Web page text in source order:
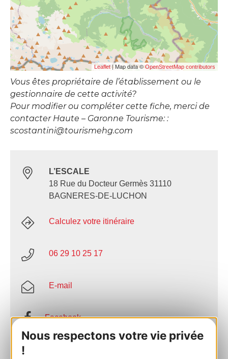
Nous respectons votre vie privée
!
Leaflet| Map data ©OpenStreetMap contributors
Vous êtes propriétaire de l’établissement ou le
gestionnaire de cette activité?
Pour modifier ou compléter cette fiche, merci de
contacter Haute – Garonne Tourisme: :
scostantini@tourismehg.com
L’ESCALE
18 Rue du Docteur Germès 31110
BAGNERES-DE-LUCHON
Calculez votre itinéraire
06 29 10 25 17
E-mail
Facebook